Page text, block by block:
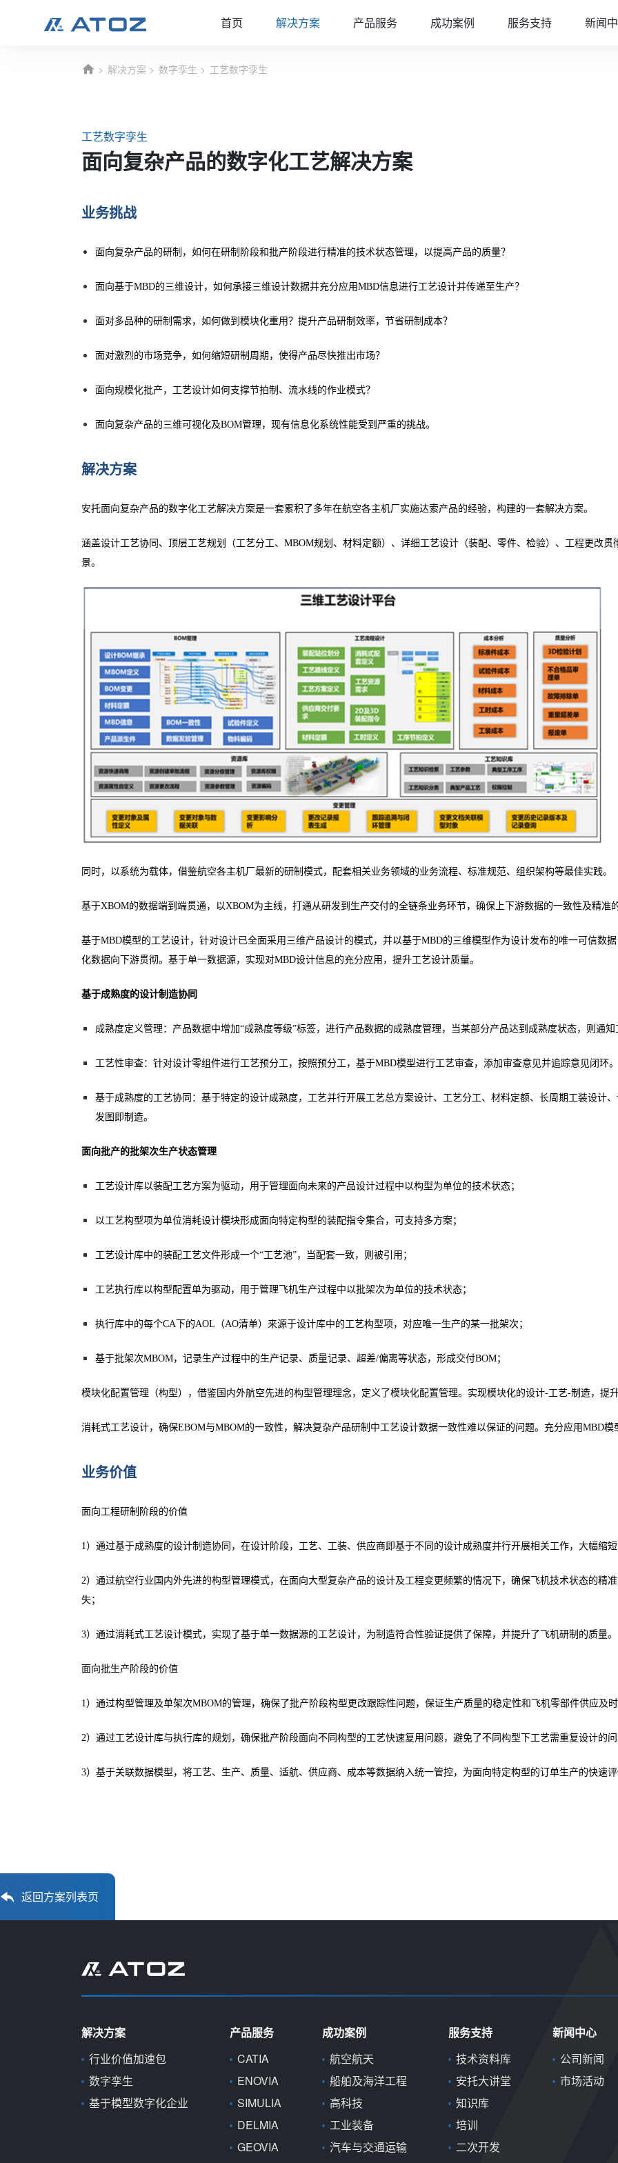
首页 解决方案 产品服务 成功案例 服务支持 新闻
解决方案 数字孪生 工艺数字孪生
工艺数字孪生
面向复杂产品的数字化工艺解决方案
业务挑战
面向复杂产品的研制，如何在研制阶段和批产阶段进行精准的技术状态管理，以提高产品的质量？
面向基于MBD的三维设计，如何承接三维设计数据并充分应用MBD信息进行工艺设计并传递至生产？
面对多品种的研制需求，如何做到模块化重用？提升产品研制效率，节省研制成本？
面对激烈的市场竞争，如何缩短研制周期，使得产品尽快推出市场？
面向规模化批产，工艺设计如何支撑节拍制、流水线的作业模式？
面向复杂产品的三维可视化及BOM管理，现有信息化系统性能受到严重的挑战。
解决方案
安托面向复杂产品的数字化工艺解决方案是一套累积了多年在航空各主机厂实施达索产品的经验，构建的一套解决方案。
涵盖设计工艺协同、顶层工艺规划（工艺分工、MBOM规划、材料定额）、详细工艺设计（装配、零件、检验）、工程更改
景。
同时，以系统为载体，借鉴航空各主机厂最新的研制模式，配套相关业务领域的业务流程、标准规范、组织架构等最佳实践。
基于XBOM的数据端到端贯通，以XBOM为主线，打通从研发到生产交付的全链条业务环节，确保上下游数据的一致性及精准
基于MBD模型的工艺设计，针对设计已全面采用三维产品设计的模式，并以基于MBD的三维模型作为设计发布的唯一可信数
化数据向下游贯彻。基于单一数据源，实现对MBD设计信息的充分应用，提升工艺设计质量。
基于成熟度的设计制造协同
成熟度定义管理：产品数据中增加“成熟度等级”标签，进行产品数据的成熟度管理，当某部分产品达到成熟度状态，则通知
工艺性审查：针对设计零组件进行工艺预分工，按照预分工，基于MBD模型进行工艺审查，添加审查意见并追踪意见闭环。
基于成熟度的工艺协同：基于特定的设计成熟度，工艺并行开展工艺总方案设计、工艺分工、材料定额、长周期工装设计
发图即制造。
面向批产的批架次生产状态管理
工艺设计库以装配工艺方案为驱动，用于管理面向未来的产品设计过程中以构型为单位的技术状态；
以工艺构型项为单位消耗设计模块形成面向特定构型的装配指令集合，可支持多方案；
工艺设计库中的装配工艺文件形成一个“工艺池”，当配套一致，则被引用；
工艺执行库以构型配置单为驱动，用于管理飞机生产过程中以批架次为单位的技术状态；
执行库中的每个CA下的AOL（AO清单）来源于设计库中的工艺构型项，对应唯一生产的某一批架次；
基于批架次MBOM，记录生产过程中的生产记录、质量记录、超差/偏离等状态，形成交付BOM；
模块化配置管理（构型），借鉴国内外航空先进的构型管理理念，定义了模块化配置管理。实现模块化的设计-工艺-制造，提升
消耗式工艺设计，确保EBOM与MBOM的一致性，解决复杂产品研制中工艺设计数据一致性难以保证的问题。充分应用MBD模
业务价值
面向工程研制阶段的价值
1）通过基于成熟度的设计制造协同，在设计阶段，工艺、工装、供应商即基于不同的设计成熟度并行开展相关工作，大幅缩短
2）通过航空行业国内外先进的构型管理模式，在面向大型复杂产品的设计及工程变更频繁的情况下，确保飞机技术状态的精
失；
3）通过消耗式工艺设计模式，实现了基于单一数据源的工艺设计，为制造符合性验证提供了保障，并提升了飞机研制的质量。
面向批生产阶段的价值
1）通过构型管理及单架次MBOM的管理，确保了批产阶段构型更改跟踪性问题，保证生产质量的稳定性和飞机零部件供应及时
2）通过工艺设计库与执行库的规划，确保批产阶段面向不同构型的工艺快速复用问题，避免了不同构型下工艺需重复设计的问
3）基于关联数据模型，将工艺、生产、质量、适航、供应商、成本等数据纳入统一管控，为面向特定构型的订单生产的快速评
返回方案列表页
解决方案
行业价值加速包
数字孪生
基于模型数字化企业
产品服务
CATIA
ENOVIA
SIMULIA
DELMIA
GEOVIA
成功案例
航空航天
船舶及海洋工程
高科技
工业装备
汽车与交通运输
服务支持
技术资料库
安托大讲堂
知识库
培训
二次开发
新闻中心
公司新闻
市场活动